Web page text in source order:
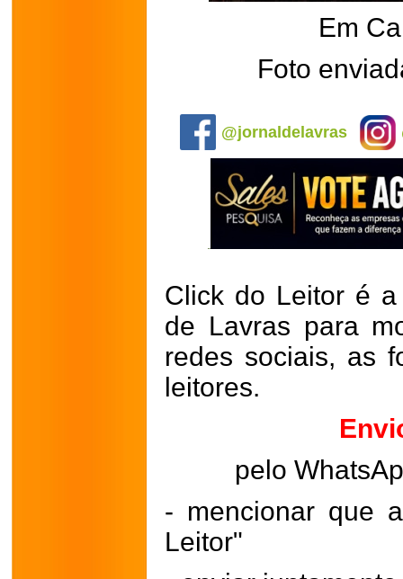
Em
Foto
@jornaldelavras
Click do Leitor é
de Lavras para
redes sociais, as
leitores.
pelo
- mencionar que
Leitor"